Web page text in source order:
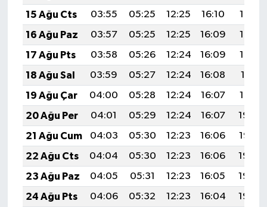
15 Ağu Cts
03:55 05:25 12:25 16:10
19:15
16 Ağu Paz
03:57 05:25 12:25 16:09
19:14
17 Ağu Pts
03:58 05:26 12:24 16:09
19:12
18 Ağu Sal
03:59 05:27 12:24 16:08
19:11
19 Ağu Çar
04:00 05:28 12:24 16:07
19:10
20 Ağu Per
04:01 05:29 12:24 16:07
19:09
21 Ağu Cum
04:03 05:30 12:23 16:06
19:07
22 Ağu Cts
04:04 05:30 12:23 16:06
19:06
23 Ağu Paz
04:05 05:31 12:23 16:05
19:05
24 Ağu Pts
04:06 05:32 12:23 16:04
19:03